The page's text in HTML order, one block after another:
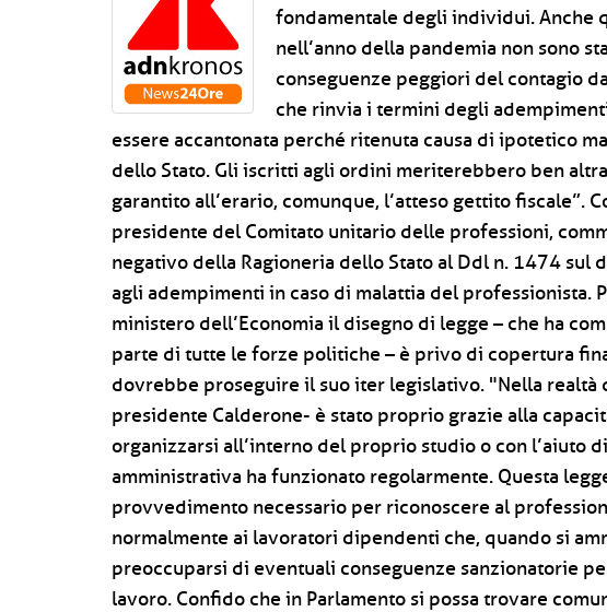
fondamentale degli individui. Anche
nell’anno della pandemia non sono
conseguenze peggiori del contagio
che rinvia i termini degli
essere accantonata perché ritenuta causa di ipotetico
dello Stato. Gli iscritti agli ordini meriterebbero ben
garantito all’erario, comunque, l’atteso gettito fiscale”.
presidente del Comitato unitario delle professioni,
negativo della Ragioneria dello Stato al Ddl n. 1474
agli adempimenti in caso di malattia del professionista.
ministero dell’Economia il disegno di legge – che ha
parte di tutte le forze politiche – è privo di copertura
dovrebbe proseguire il suo iter legislativo. "Nella realtà
presidente Calderone- è stato proprio grazie alla
organizzarsi all’interno del proprio studio o con l’aiuto
amministrativa ha funzionato regolarmente. Questa
provvedimento necessario per riconoscere al
normalmente ai lavoratori dipendenti che, quando si
preoccuparsi di eventuali conseguenze sanzionatorie
lavoro. Confido che in Parlamento si possa trovare